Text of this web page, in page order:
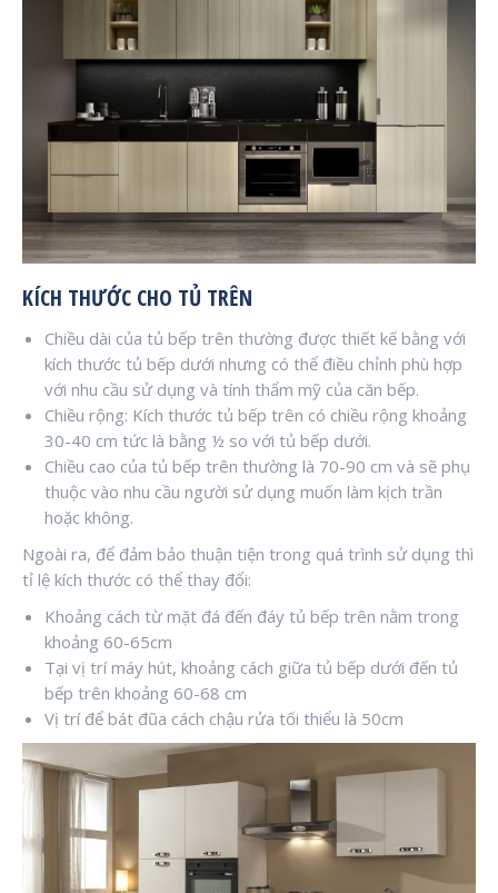
KÍCH THƯỚC CHO TỦ TRÊN
Chiều dài của tủ bếp trên thường được thiết kế bằng với
kích thước tủ bếp dưới nhưng có thể điều chỉnh phù hợp
với nhu cầu sử dụng và tính thẩm mỹ của căn bếp.
Chiều rộng: Kích thước tủ bếp trên có chiều rộng khoảng
30-40 cm tức là bằng ½ so với tủ bếp dưới.
Chiều cao của tủ bếp trên thường là 70-90 cm và sẽ phụ
thuộc vào nhu cầu người sử dụng muốn làm kịch trần
hoặc không.
Ngoài ra, để đảm bảo thuận tiện trong quá trình sử dụng thì
tỉ lệ kích thước có thể thay đổi:
Khoảng cách từ mặt đá đến đáy tủ bếp trên nằm trong
khoảng 60-65cm
Tại vị trí máy hút, khoảng cách giữa tủ bếp dưới đến tủ
bếp trên khoảng 60-68 cm
Vị trí để bát đũa cách chậu rửa tối thiểu là 50cm